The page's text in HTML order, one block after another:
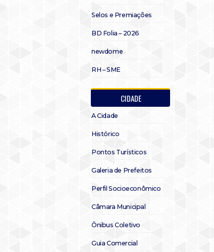
Selos e Premiações
BD Folia – 2026
newdome
RH – SME
CIDADE
A Cidade
Histórico
Pontos Turísticos
Galeria de Prefeitos
Perfil Socioeconômico
Câmara Municipal
Ônibus Coletivo
Guia Comercial